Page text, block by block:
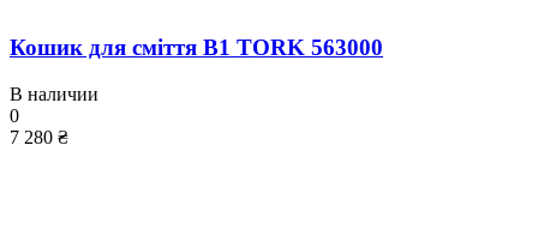
Кошик для сміття B1 TORK 563000
В наличии
0
7 280 ₴